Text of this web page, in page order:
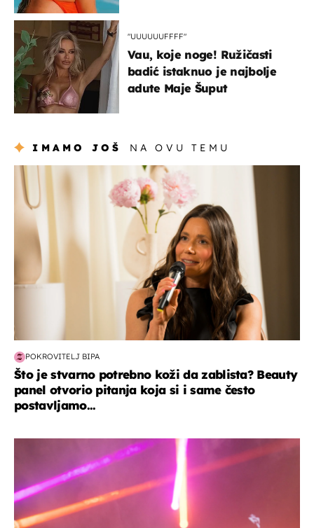
"UUUUUUFFFF"
Vau, koje noge! Ružičasti
badić istaknuo je najbolje
adute Maje Šuput
IMAMO JOŠ NA OVU TEMU
moda & ljepota
POKROVITELJ BIPA
Što je stvarno potrebno koži da zablista? Beauty
panel otvorio pitanja koja si i same često
postavljamo...